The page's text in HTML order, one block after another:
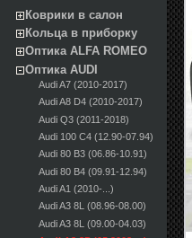
Коврики в салон
Кольца в приборку
Оптика ALFA ROMEO
Оптика AUDI
Audi A7 (2010-2017)
Audi A8 D4 (2010-2017)
Audi Q3 (2011-2018)
Audi 100 С4 (12.90-07.94)
Audi 80 B3 (06.86-10.91)
Audi 80 B4 (09.91-12.94)
Audi A1 (2010-...)
Audi A3 8L (08.96-08.00)
Audi A3 8L (09.00-04.03)